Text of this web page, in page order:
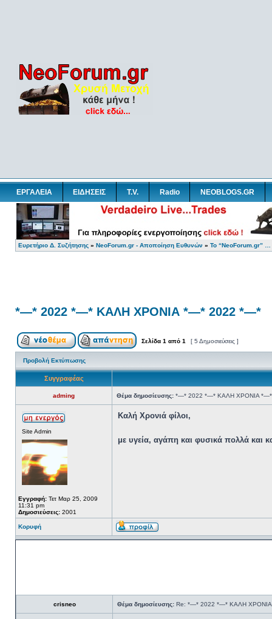
ΕΡΓΑΛΕΙΑ ΕΙΔΗΣΕΙΣ T.V. Radio NEOBLOGS.GR
Ευρετήριο Δ. Συζήτησης » NeoForum.gr - Αποποίηση Ευθυνών » Το “NeoForum.gr”
*—* 2022 *—* ΚΑΛΗ ΧΡΟΝΙΑ *—* 2022 *—*
Σελίδα 1 από 1 [ 5 Δημοσιεύσεις ]
Προβολή Εκτύπωσης
Συγγραφέας
adming Θέμα δημοσίευσης: *—* 2022 *—* ΚΑΛΗ ΧΡΟΝΙΑ
Site Admin
Εγγραφή: Τετ Μαρ 25, 2009
11:31 pm
Δημοσιεύσεις: 2001
Καλή Χρονιά φίλοι,
με υγεία, αγάπη και φυσικά πολλά και
Κορυφή
crisneo Θέμα δημοσίευσης: Re: *—* 2022 *—* ΚΑΛΗ